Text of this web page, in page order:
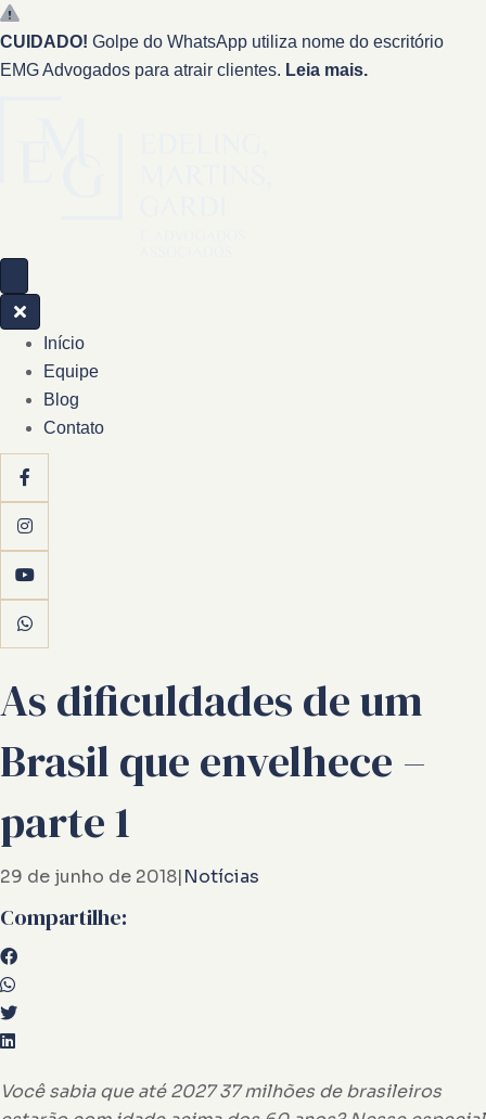
CUIDADO! Golpe do WhatsApp utiliza nome do escritório
EMG Advogados para atrair clientes. Leia mais.
Início
Equipe
Blog
Contato
As dificuldades de um
Brasil que envelhece –
parte 1
29 de junho de 2018|Notícias
Compartilhe:
Você sabia queaté 2027 37 milhões de brasileiros